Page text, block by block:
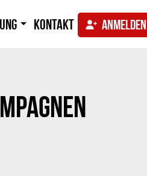
Kontakt ANMELDEN